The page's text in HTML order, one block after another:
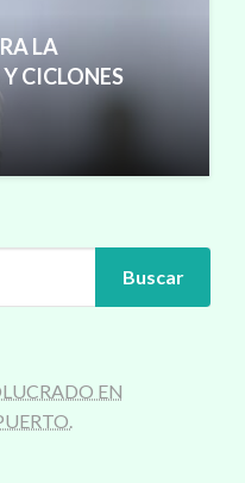
LA
CICLONES
Buscar
EN